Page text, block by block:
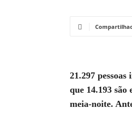
21.297
que 14.193
meia-noite.